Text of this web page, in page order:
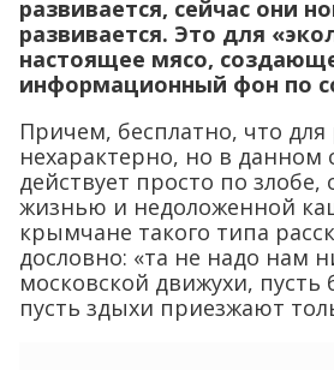
Причем, бесплатно, что для
нехарактерно, но в данном
действует просто по злобе,
жизнью и недоложенной
крымчане такого типа
дословно: «та не надо нам
московской движухи, пусть
пусть здыхи приезжают